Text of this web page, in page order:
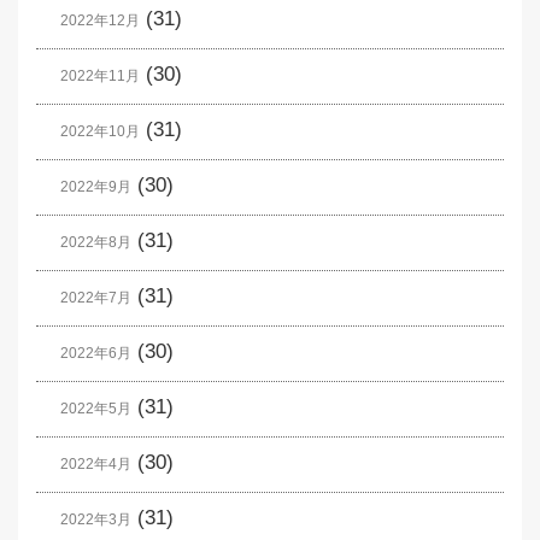
2022年12月 (31)
2022年11月 (30)
2022年10月 (31)
2022年9月 (30)
2022年8月 (31)
2022年7月 (31)
2022年6月 (30)
2022年5月 (31)
2022年4月 (30)
2022年3月 (31)